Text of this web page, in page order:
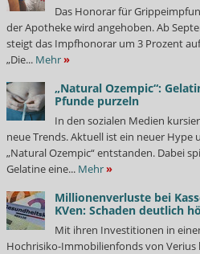
Das Honorar für
der Apotheke wird angehoben. Ab
steigt das Impfhonorar um 3 Prozent
„Die... Mehr»
„Natural Ozempic“:
Pfunde purzeln
In den sozialen Medien
neue Trends. Aktuell ist ein neuer Hype
„Natural Ozempic“ entstanden. Dabei
Gelatine eine... Mehr»
Millionenverluste bei
KVen: Schaden deutlich
Mit ihren Investitionen in
Hochrisiko-Immobilienfonds von Verius